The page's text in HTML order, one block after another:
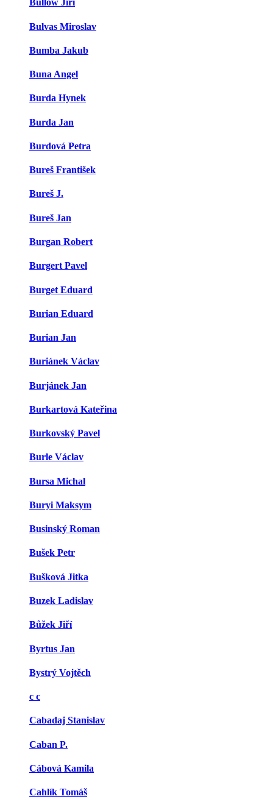
Büllow Jiří
Bulvas Miroslav
Bumba Jakub
Buna Angel
Burda Hynek
Burda Jan
Burdová Petra
Bureš František
Bureš J.
Bureš Jan
Burgan Robert
Burgert Pavel
Burget Eduard
Burian Eduard
Burian Jan
Buriánek Václav
Burjánek Jan
Burkartová Kateřina
Burkovský Pavel
Burle Václav
Bursa Michal
Buryi Maksym
Businský Roman
Bušek Petr
Bušková Jitka
Buzek Ladislav
Bůžek Jiří
Byrtus Jan
Bystrý Vojtěch
c c
Cabadaj Stanislav
Caban P.
Cábová Kamila
Cahlík Tomáš